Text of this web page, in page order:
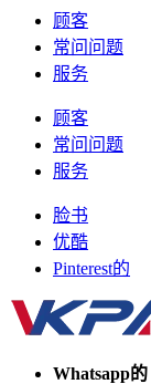
顾客
常问问题
服务
顾客
常问问题
服务
脸书
优酷
Pinterest的
Whatsapp的